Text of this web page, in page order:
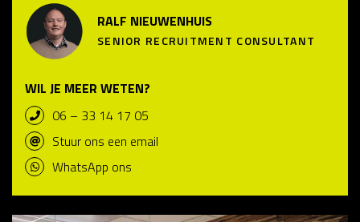
RALF NIEUWENHUIS
SENIOR RECRUITMENT CONSULTANT
WIL JE MEER WETEN?
06 – 33 14 17 05
Stuur ons een email
WhatsApp ons